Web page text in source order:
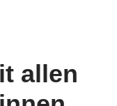
allen